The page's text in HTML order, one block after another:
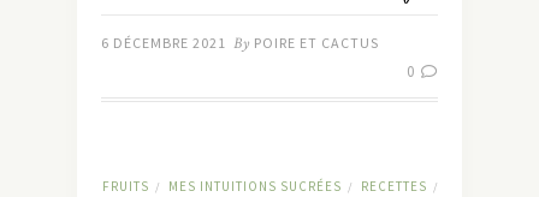
6 DÉCEMBRE 2021 By POIRE ET CACTUS
0
FRUITS / MES INTUITIONS SUCRÉES / RECETTES /